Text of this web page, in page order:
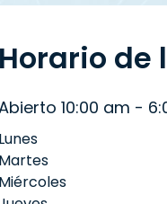
Horario de
10:00 am -
Lunes
Martes
Miércoles